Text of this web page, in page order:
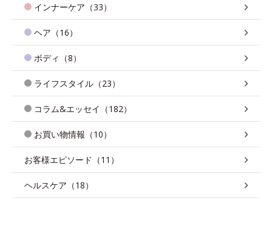
インナーケア（33）
ヘア（16）
ボディ（8）
ライフスタイル（23）
コラム&エッセイ（182）
お買い物情報（10）
お客様エピソード（11）
ヘルスケア（18）